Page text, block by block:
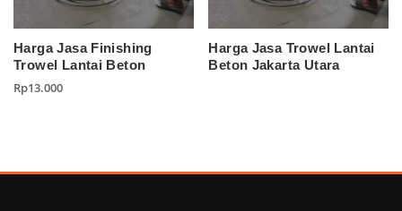
Harga Jasa Finishing
Trowel Lantai Beton
Rp13.000
Harga Jasa Trowel Lantai
Beton Jakarta Utara